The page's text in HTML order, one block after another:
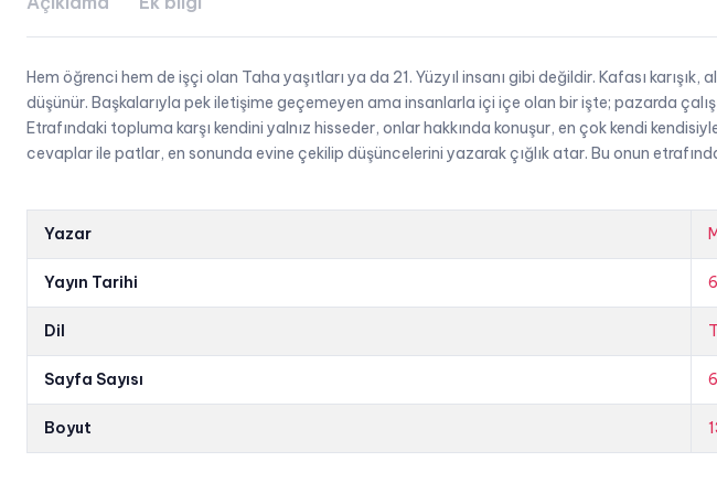
Hem öğrenci hem de işçi olan Taha yaşıtları ya da 21. Yüzyıl insanı gibi değildir. Kafası
düşünür. Başkalarıyla pek iletişime geçemeyen ama insanlarla içi içe olan bir işte; pazarda
Etrafındaki topluma karşı kendini yalnız hisseder, onlar hakkında konuşur, en çok kendi
cevaplar ile patlar, en sonunda evine çekilip düşüncelerini yazarak çığlık atar. Bu onun
Yazar
Yayın Tarihi
Dil
Sayfa Sayısı
Boyut